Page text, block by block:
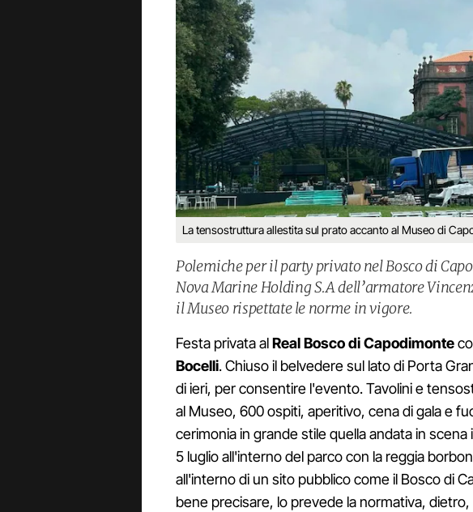
La tensostruttura allestita sul prato accanto al Museo di
Polemiche per il party privato nel Bosco di
Nova Marine Holding S.A dell’armatore
il Museo rispettate le norme in vigore.
Festa privata alReal Bosco di Capodimonte
Bocelli. Chiuso il belvedere sul lato di Porta
di ieri, per consentire l'evento. Tavolini e
al Museo, 600 ospiti, aperitivo, cena di gala e
cerimonia in grande stile quella andata in
5 luglio all'interno del parco con la reggia
all'interno di un sito pubblico come il Bosco di
bene precisare, lo prevede la normativa,